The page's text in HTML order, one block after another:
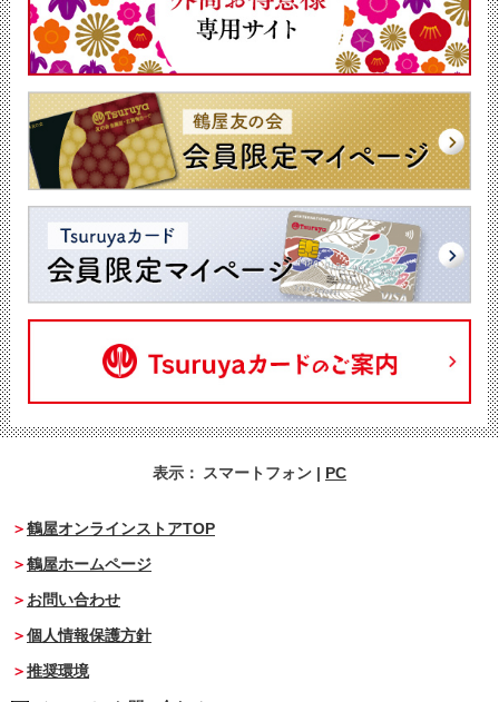
表示： スマートフォン | PC
鶴屋オンラインストアTOP
鶴屋ホームページ
お問い合わせ
個人情報保護方針
推奨環境